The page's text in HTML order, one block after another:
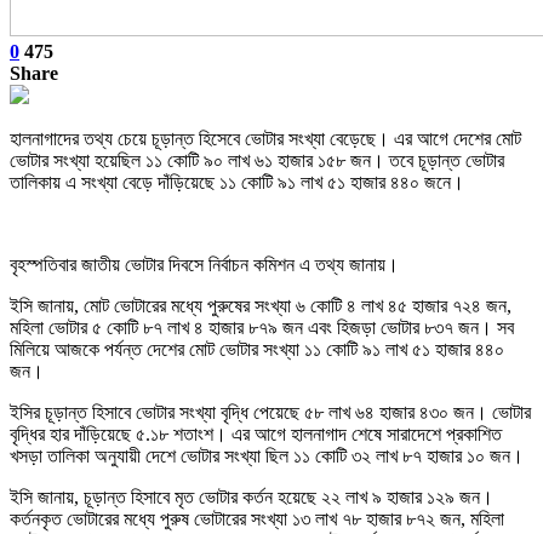
0 475
Share
হালনাগাদের তথ্য চেয়ে চূড়ান্ত হিসেবে ভোটার সংখ্যা বেড়েছে। এর আগে দেশের মোট
ভোটার সংখ্যা হয়েছিল ১১ কোটি ৯০ লাখ ৬১ হাজার ১৫৮ জন। তবে চূড়ান্ত ভোটার
তালিকায় এ সংখ্যা বেড়ে দাঁড়িয়েছে ১১ কোটি ৯১ লাখ ৫১ হাজার ৪৪০ জনে।
বৃহস্পতিবার জাতীয় ভোটার দিবসে নির্বাচন কমিশন এ তথ্য জানায়।
ইসি জানায়, মোট ভোটারের মধ্যে পুরুষের সংখ্যা ৬ কোটি ৪ লাখ ৪৫ হাজার ৭২৪ জন,
মহিলা ভোটার ৫ কোটি ৮৭ লাখ ৪ হাজার ৮৭৯ জন এবং হিজড়া ভোটার ৮৩৭ জন। সব
মিলিয়ে আজকে পর্যন্ত দেশের মোট ভোটার সংখ্যা ১১ কোটি ৯১ লাখ ৫১ হাজার ৪৪০
জন।
ইসির চূড়ান্ত হিসাবে ভোটার সংখ্যা বৃদ্ধি পেয়েছে ৫৮ লাখ ৬৪ হাজার ৪৩০ জন। ভোটার
বৃদ্ধির হার দাঁড়িয়েছে ৫.১৮ শতাংশ। এর আগে হালনাগাদ শেষে সারাদেশে প্রকাশিত
খসড়া তালিকা অনুযায়ী দেশে ভোটার সংখ্যা ছিল ১১ কোটি ৩২ লাখ ৮৭ হাজার ১০ জন।
ইসি জানায়, চূড়ান্ত হিসাবে মৃত ভোটার কর্তন হয়েছে ২২ লাখ ৯ হাজার ১২৯ জন।
কর্তনকৃত ভোটারের মধ্যে পুরুষ ভোটারের সংখ্যা ১৩ লাখ ৭৮ হাজার ৮৭২ জন, মহিলা